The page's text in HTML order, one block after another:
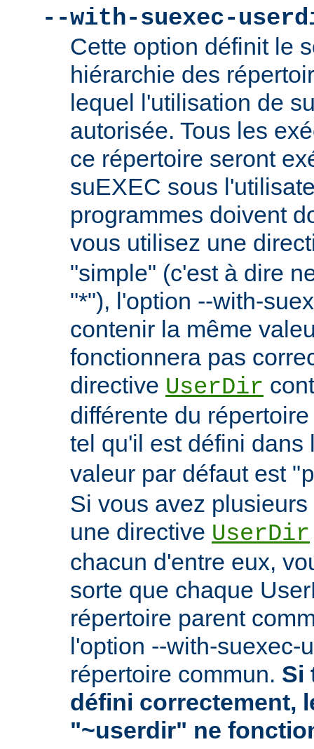
--with-suexec-
Cette option définit le
hiérarchie des
lequel l'utilisation de
autorisée. Tous les
ce répertoire seront
suEXEC sous
programmes doivent
vous utilisez une
"simple" (c'est à dire
"*"), l'option --with-
contenir la même
fonctionnera pas
directive UserDir
différente du
tel qu'il est défini
valeur par défaut est "
Si vous avez
une directive UserDir
chacun d'entre eux,
sorte que chaque
répertoire parent
l'option --with-suexec-
répertoire commun. Si
défini correctement,
"~userdir" ne